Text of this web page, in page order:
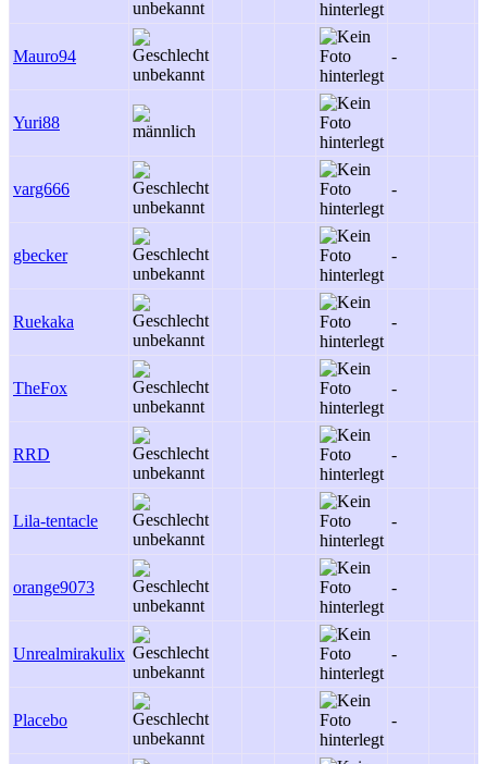
Mauro94 -
Yuri88
varg666 -
gbecker -
Ruekaka -
TheFox -
RRD -
Lila-tentacle -
orange9073 -
Unrealmirakulix -
Placebo -